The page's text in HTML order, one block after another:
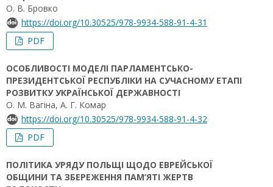
О. В. Бровко
https://doi.org/10.30525/978-9934-588-91-4-31
PDF
ОСОБЛИВОСТІ МОДЕЛІ ПАРЛАМЕНТСЬКО-
ПРЕЗИДЕНТСЬКОЇ РЕСПУБЛІКИ НА СУЧАСНОМУ ЕТАПІ
РОЗВИТКУ УКРАЇНСЬКОЇ ДЕРЖАВНОСТІ
О. М. Вагіна, А. Г. Комар
https://doi.org/10.30525/978-9934-588-91-4-32
PDF
ПОЛІТИКА УРЯДУ ПОЛЬЩІ ЩОДО ЕВРЕЙСЬКОЇ
ОБЩИНИ ТА ЗБЕРЕЖЕННЯ ПАМ’ЯТІ ЖЕРТВ